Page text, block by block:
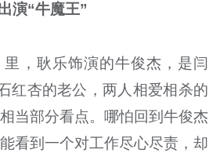
演“牛魔王”
里，耿乐饰演的牛俊杰，是闫
红杏的老公，两人相爱相杀的
当部分看点。哪怕回到牛俊杰
看到一个对工作尽心尽责，却